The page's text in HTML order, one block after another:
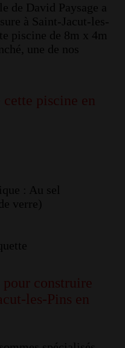
de David Paysage a
à Saint-Jacut-les-
piscine de 8m x 4m
une de nos
piscine en
: Au sel
verre)
construire
les-Pins en